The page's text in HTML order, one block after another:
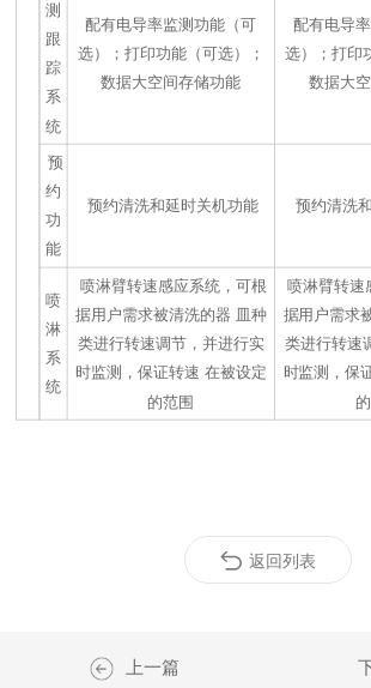
测
跟
踪
系
统
配有电导率监测功能（可
选）；打印功能（可选）；
数据大空间存储功能
配有电导
选）；打印
数据大
预
约
功
能
预约清洗和延时关机功能 预约清洗
喷
淋
系
统
喷淋臂转速感应系统，可根
据用户需求被清洗的器 皿种
类进行转速调节，并进行实
时监测，保证转速 在被设定
的范围
喷淋臂转速
据用户需求
类进行转速
时监测，保
返回列表
上一篇